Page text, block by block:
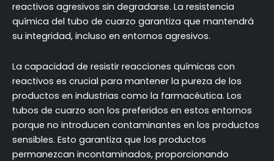
reactivos agresivos sin degradarse. La resistencia
química del tubo de cuarzo garantiza que mantendrá
su integridad, incluso en entornos agresivos.
La capacidad de resistir reacciones químicas con
reactivos es crucial para mantener la pureza de los
productos en industrias como la farmacéutica. Los
tubos de cuarzo son los preferidos en estos entornos
porque no introducen contaminantes en los productos
sensibles. Esto garantiza que los productos
permanezcan incontaminados, proporcionando